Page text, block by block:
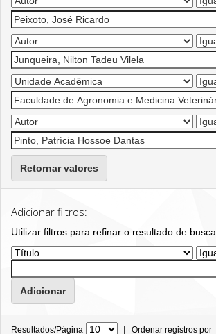
Retornar valores
Adicionar filtros:
Utilizar filtros para refinar o resultado de busca.
Resultados/Página | Ordenar registros por